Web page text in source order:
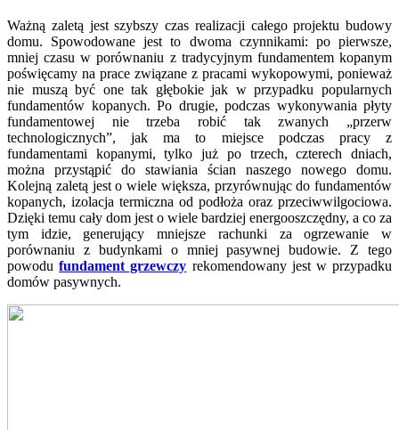
Ważną zaletą jest szybszy czas realizacji całego projektu budowy
domu. Spowodowane jest to dwoma czynnikami: po pierwsze,
mniej czasu w porównaniu z tradycyjnym fundamentem kopanym
poświęcamy na prace związane z pracami wykopowymi, ponieważ
nie muszą być one tak głębokie jak w przypadku popularnych
fundamentów kopanych. Po drugie, podczas wykonywania płyty
fundamentowej nie trzeba robić tak zwanych „przerw
technologicznych”, jak ma to miejsce podczas pracy z
fundamentami kopanymi, tylko już po trzech, czterech dniach,
można przystąpić do stawiania ścian naszego nowego domu.
Kolejną zaletą jest o wiele większa, przyrównując do fundamentów
kopanych, izolacja termiczna od podłoża oraz przeciwwilgociowa.
Dzięki temu cały dom jest o wiele bardziej energooszczędny, a co za
tym idzie, generujący mniejsze rachunki za ogrzewanie w
porównaniu z budynkami o mniej pasywnej budowie. Z tego
powodufundament grzewczy rekomendowany jest w przypadku
domów pasywnych.